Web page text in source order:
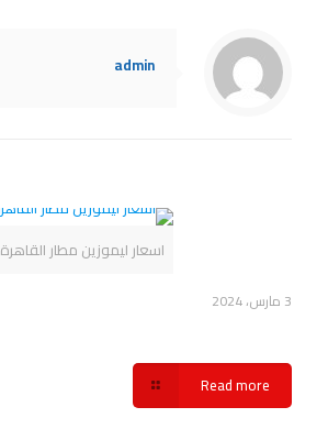
admin
اسعار ليموزين مطار القاهرة
3 مارس، 2024
Read more